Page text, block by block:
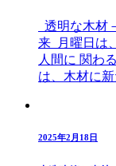
透明な木材
来 月曜日は
人間に 関わ
は、木材に
2025年2月18日